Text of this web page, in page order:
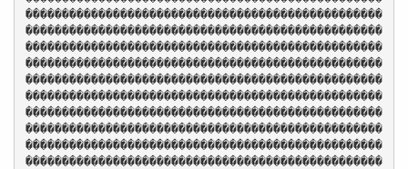
�������������������������������������������������
�������������������������������������������������
�������������������������������������������������
�������������������������������������������������
�������������������������������������������������
�������������������������������������������������
�������������������������������������������������
�������������������������������������������������
�������������������������������������������������
�������������������������������������������������